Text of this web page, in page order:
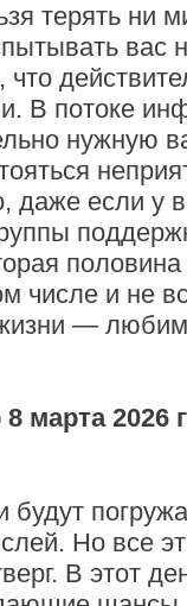
терять ни
вас
В потоке
нужную
даже если у
числе и не
—
марта 2026
Но все
В этот